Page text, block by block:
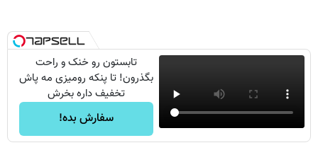
تابستون رو خنک و راحت
بگذرون! تا پنکه رومیزی مه پاش
تخفیف داره بخرش
سفارش بده!